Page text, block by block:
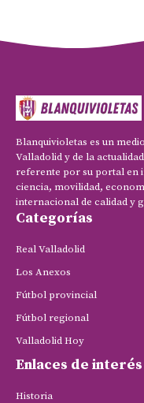
Blanquivioletas es un
Valladolid y de la
referente por su portal en
ciencia, movilidad,
internacional de calidad y
Categorías
Real Valladolid
Los Anexos
Fútbol provincial
Fútbol regional
Valladolid Hoy
Enlaces de interés
Historia